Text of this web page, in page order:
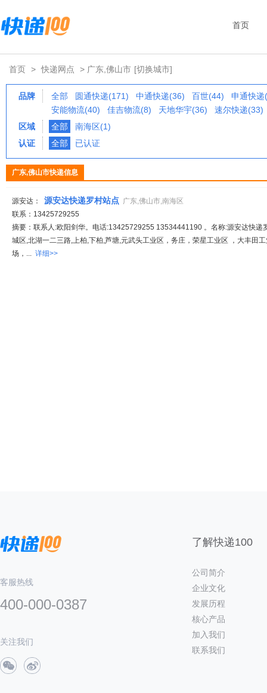
首页
首页 > 快递网点 > 广东,佛山市 [切换城市]
品牌 全部 圆通快递(171) 中通快递(36) 百世(44)
申通快递
安能物流(40)
佳吉物流(8) 天地华宇(36)
速尔快递(33)
区域
全部
南海区(1)
认证
全部 已认证
广东,佛山市快递信息
源安达： 源安达快递罗村站点 广东,佛山市,南海区
联系：13425729255
摘要：联系人:欧阳剑华。电话:13425729255 13534441190 。名称:源安达快递
城区,北湖一二三路,上柏,下柏,芦塘,元武头工业区，务庄，荣星工业区 ，大丰田
场，... 详细>>
客服热线
400-000-0387
关注我们
了解快递100
公司简介
企业文化
发展历程
核心产品
加入我们
联系我们